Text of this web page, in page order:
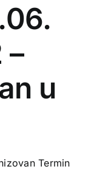
–
u
Termin